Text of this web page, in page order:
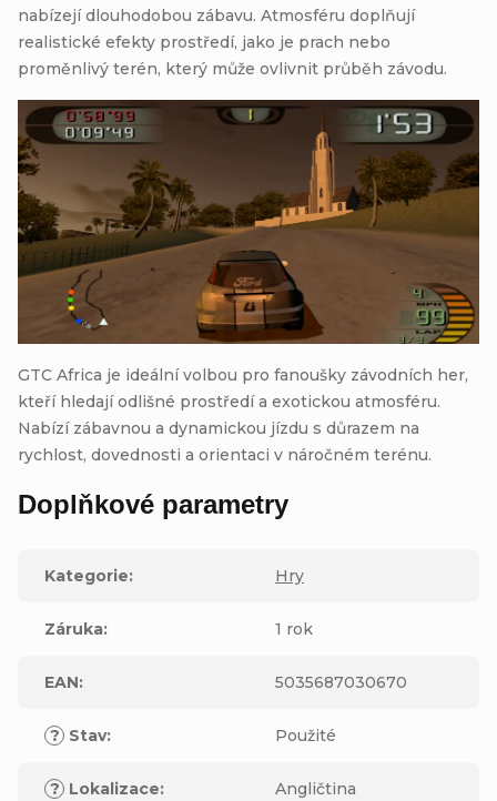
nabízejí dlouhodobou zábavu. Atmosféru doplňují
realistické efekty prostředí, jako je prach nebo
proměnlivý terén, který může ovlivnit průběh závodu.
GTC Africa je ideální volbou pro fanoušky závodních her,
kteří hledají odlišné prostředí a exotickou atmosféru.
Nabízí zábavnou a dynamickou jízdu s důrazem na
rychlost, dovednosti a orientaci v náročném terénu.
Doplňkové parametry
Kategorie: Hry
Záruka: 1 rok
EAN: 5035687030670
? Stav: Použité
? Lokalizace: Angličtina